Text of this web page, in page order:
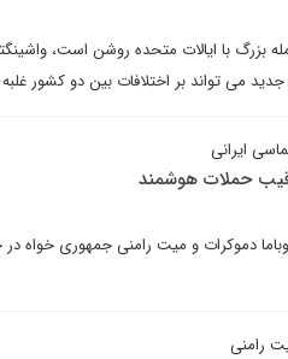
بزرگ با ایالات متحده روشن است،
می تواند بر اختلافات بین دو کشور
ایرانی
حملات هوشمند
دموکرات و میت رامنی جمهوری خواه در
رامنی